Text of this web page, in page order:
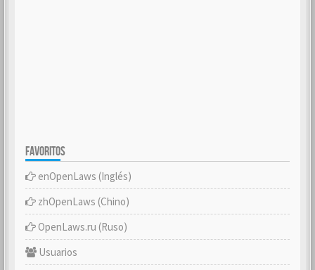
FAVORITOS
enOpenLaws (Inglés)
zhOpenLaws (Chino)
OpenLaws.ru (Ruso)
Usuarios